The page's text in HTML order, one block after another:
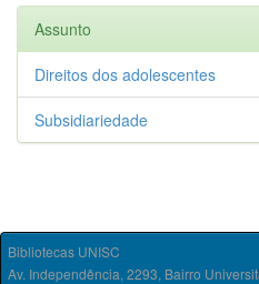
Assunto
Direitos dos adolescentes
Subsidiariedade
Bibliotecas UNISC
Av. Independência, 2293, Bairro